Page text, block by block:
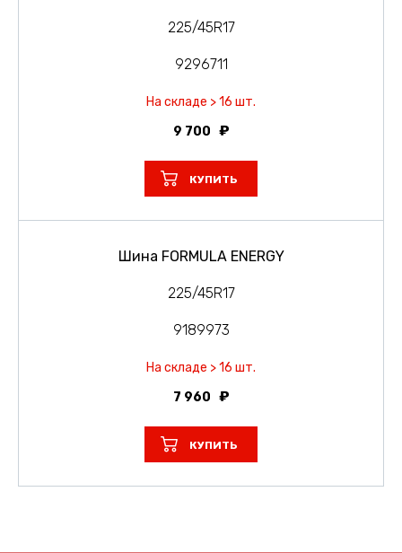
225/45R17
9296711
На складе > 16 шт.
9 700
КУПИТЬ
Шина FORMULA ENERGY
225/45R17
9189973
На складе > 16 шт.
7 960
КУПИТЬ